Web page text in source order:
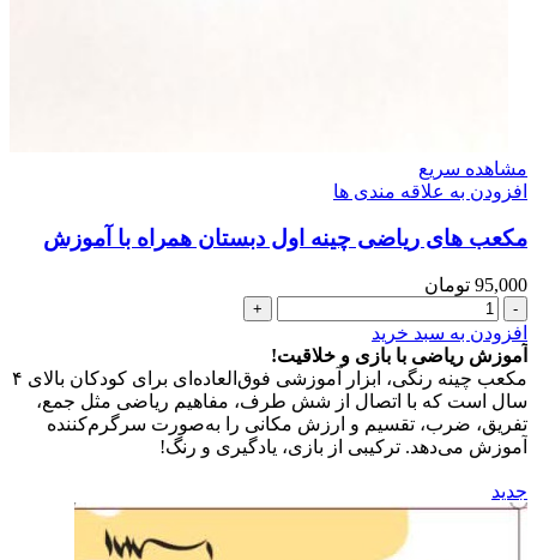
مشاهده سریع
افزودن به علاقه مندی ها
مکعب های ریاضی چینه اول دبستان همراه با آموزش
95,000 تومان
مکعب
های
ریاضی
چینه
اول
دبستان
همراه
آموزش
عدد
افزودن به سبد خرید
آموزش ریاضی با بازی و خلاقیت!
مکعب چینه رنگی، ابزار آموزشی فوق‌العاده‌ای برای کودکان بالای ۴
سال است که با اتصال از شش طرف، مفاهیم ریاضی مثل جمع،
تفریق، ضرب، تقسیم و ارزش مکانی را به‌صورت سرگرم‌کننده
آموزش می‌دهد. ترکیبی از بازی، یادگیری و رنگ!
جدید